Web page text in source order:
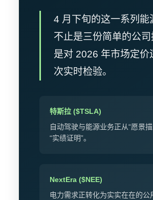
4 月下旬的这一系列能
不止是三份简单的公
是对 2026 年市场定价
次实时检验。
特斯拉 ($TSLA)
自动驾驶与能源业务正从“愿景
“实绩证明”。
NextEra ($NEE)
电力需求正转化为实实在在的公